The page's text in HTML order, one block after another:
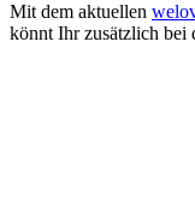
Mit dem aktuellen
könnt Ihr zusätzlich bei